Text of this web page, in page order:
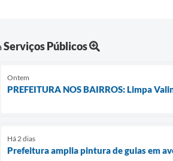
Serviços Públicos
Ontem
PREFEITURA NOS BAIRROS: Limpa
Há 2 dias
Prefeitura amplia pintura de guias em